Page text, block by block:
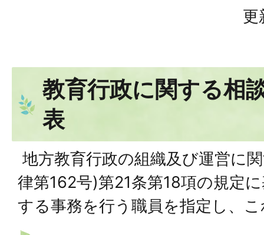
更
教育行政に関する相
表
地方教育行政の組織及び運営に
律第162号)第21条第18項の規定
する事務を行う職員を指定し、